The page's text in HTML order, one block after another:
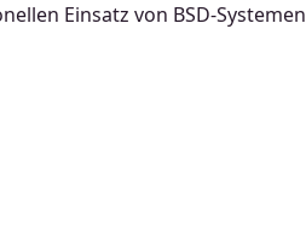
Einsatz von BSD-Systemen